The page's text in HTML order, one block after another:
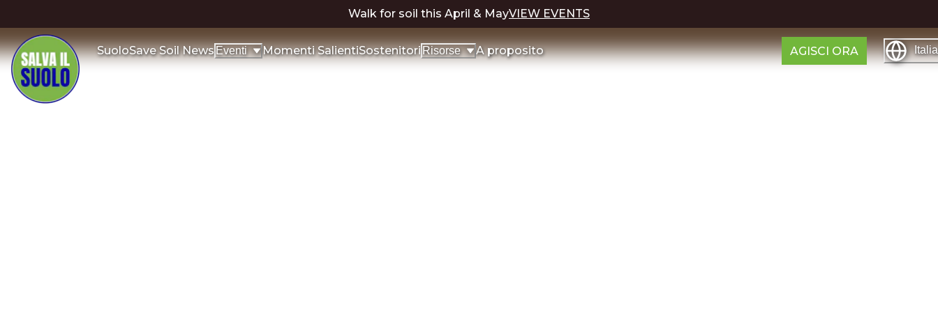
Walk for soil this April & MayVIEW EVENTS
SuoloSave Soil NewsEventi Momenti SalientiSostenitoriRisorse A proposito AGISCI ORA